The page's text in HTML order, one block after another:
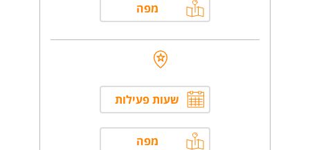
מפה
שעות פעילות
מפה